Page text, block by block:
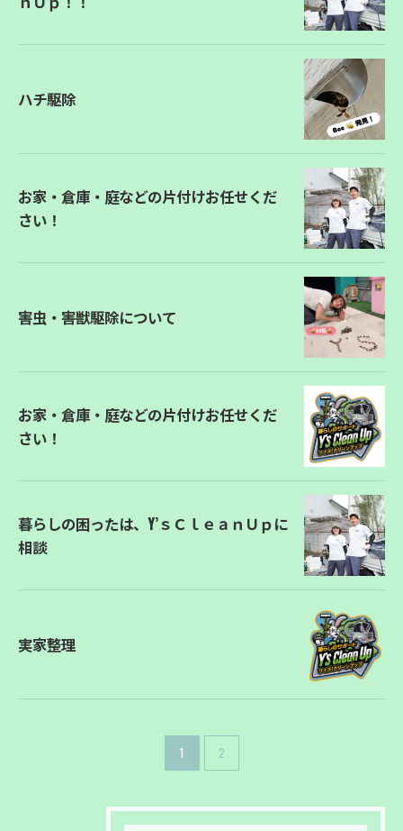
ハチ駆除
お家・倉庫・庭などの片付けお任せくだ
さい！
害虫・害獣駆除について
お家・倉庫・庭などの片付けお任せくだ
さい！
暮らしの困ったは、Y’ｓＣｌｅａｎＵｐに
相談
実家整理
1 2
お問い合わせはこちら